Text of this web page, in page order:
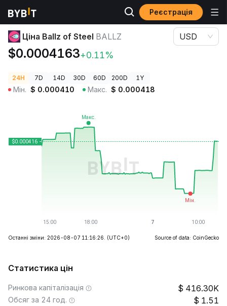
Реєстрація
Ціни криптовалют Ціна Ballz of Steel BALLZ
Ціна Ballz of Steel BALLZ
$0.0004163+0.11%
USD
24H 7D 14D 30D 60D 200D 1Y
Мін. $ 0.000410 Макс. $ 0.000418
Останні зміни: 2026-08-07 11:16:26. (UTC+0) Source of data: CoinGecko
Статистика цін
Ринкова капіталізація 416.30K
Обсяг за 24 год. 1.51